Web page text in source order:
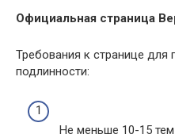
Официальная страница
Требования к странице для
подлинности:
Не меньше 10-15